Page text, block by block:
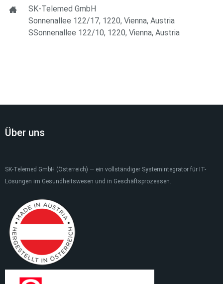
SK-Telemed GmbH
Sonnenallee 122/17, 1220, Vienna, Austria
SSonnenallee 122/10, 1220, Vienna, Austria
Über uns
SK-Telemed GmbH (Österreich) — ein vollständiger Systemintegrator für IT-
Lösungen im Gesundheitswesen und in Geschäftsprozessen.